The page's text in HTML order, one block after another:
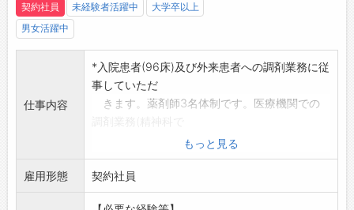
契約社員 未経験者活躍中
大学卒以上
男女活躍中
仕事内容
*入院患者(96床)及び外来患者への調剤業務に従
事していただ
きます。薬剤師3名体制です。医療機関での
あれば尚可)経験者歓迎します。
*日曜日、祝日は休日となります。また、休日、
夜間に呼び出しは
ありません。残業もほとんどありません。
もっと見る
雇用形態 契約社員